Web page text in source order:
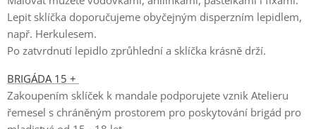
Lepit sklíčka doporučujeme obyčejným disperzním lepidlem,
např. Herkulesem.
Po zatvrdnutí lepidlo zprůhlední a sklíčka krásně drží.
BRIGÁDA 15 +
Zakoupením sklíček k mandale podporujete vznik Atelieru
řemesel s chráněným prostorem pro poskytování brigád pro